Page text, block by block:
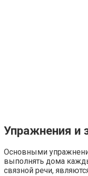
Упражнения и
Основными
выполнять дома
связной речи,